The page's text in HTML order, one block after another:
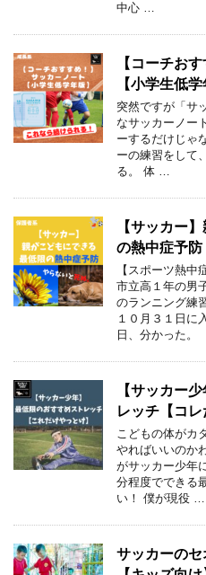
中心 …
【コーチお
【小学生低
突然ですが「サ
なサッカーノー
ーするだけじゃ
ーの練習をして
る。 体 …
【サッカー
の熱中症予防
【スポーツ熱
市立高１年の男
のランニング練
１０月３１日に
日、分かった
【サッカー
レッチ【コ
こどもの体がカ
やればいいのか
がサッカー少年
分程度でできる
い！ 僕が現役 …
サッカーのセ